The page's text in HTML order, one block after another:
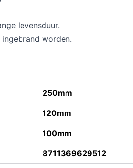
levensduur.
worden.
250mm
120mm
100mm
8711369629512